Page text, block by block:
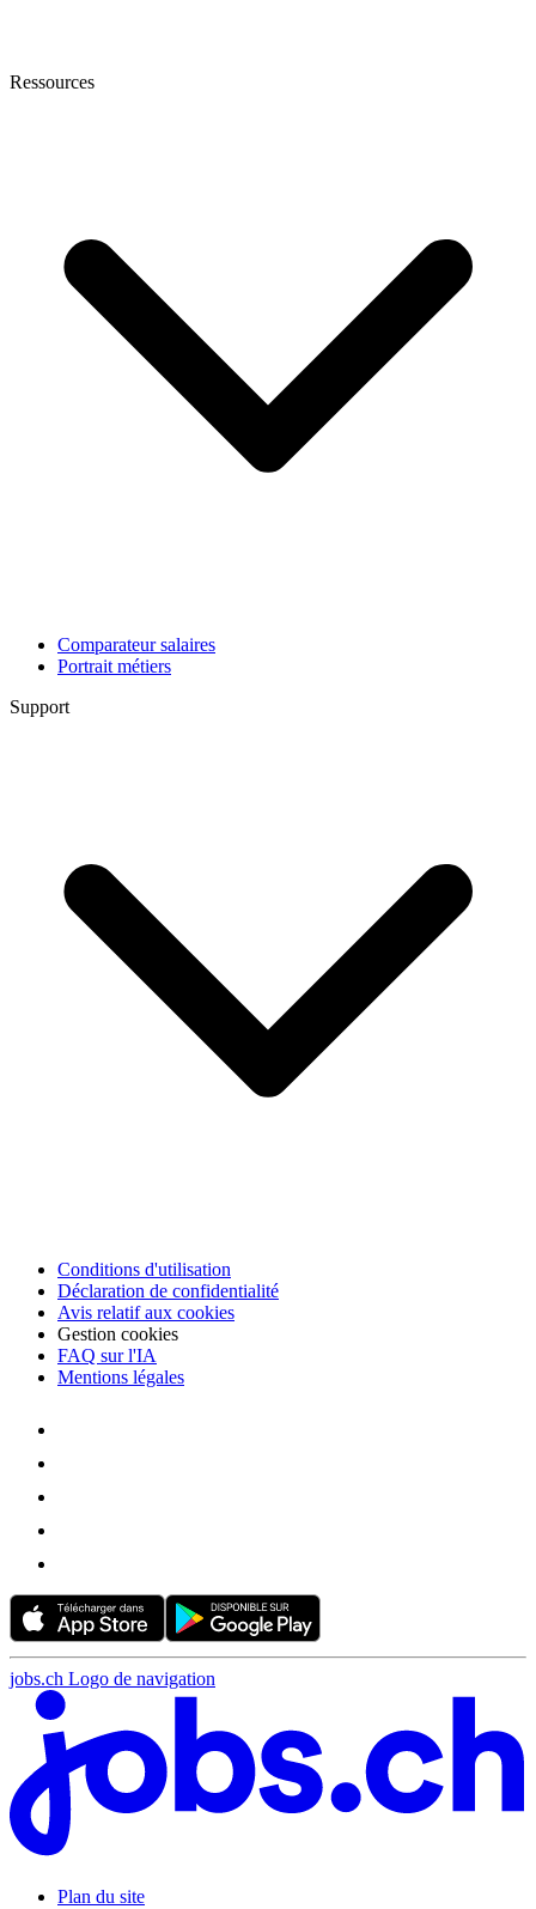
Ressources
Comparateur salaires
Portrait métiers
Support
Conditions d'utilisation
Déclaration de confidentialité
Avis relatif aux cookies
Gestion cookies
FAQ sur l'IA
Mentions légales
jobs.ch Logo de navigation
Plan du site